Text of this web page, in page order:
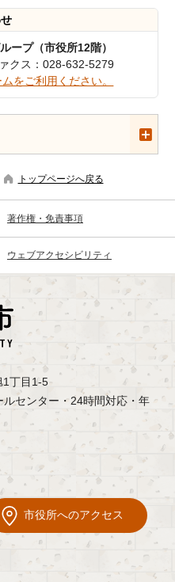
ープ（市役所12階）
クス：028-632-5279
をご利用ください。
トップページへ戻る
著作権・免責事項
ウェブアクセシビリティ
丁目1-5
センター・24時間対応・年
市役所へのアクセス